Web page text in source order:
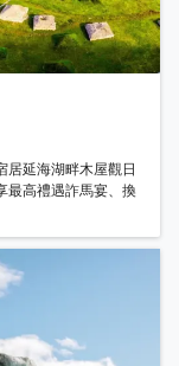
居延海湖畔木屋觀日
最高禮遇詐馬宴、換